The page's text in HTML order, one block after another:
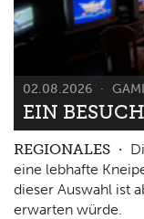
02.08.2026
EIN
REGIONALES
eine lebhafte
dieser Auswahl ist
erwarten würde.